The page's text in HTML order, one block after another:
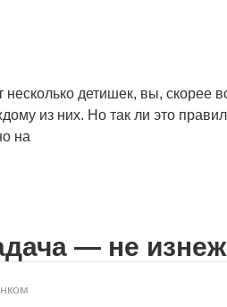
несколько детишек, вы, скорее
из них. Но так ли это
на
— не